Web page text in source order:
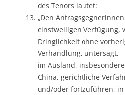
des Tenors lautet:
„Den
einstweiligen Verfügung,
Dringlichkeit ohne
Verhandlung, untersagt,
im Ausland,
China, gerichtliche
und/oder fortzuführen,